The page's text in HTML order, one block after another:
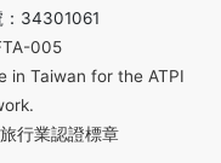
：34301061
005
in Taiwan for the ATPI
行業認證標章